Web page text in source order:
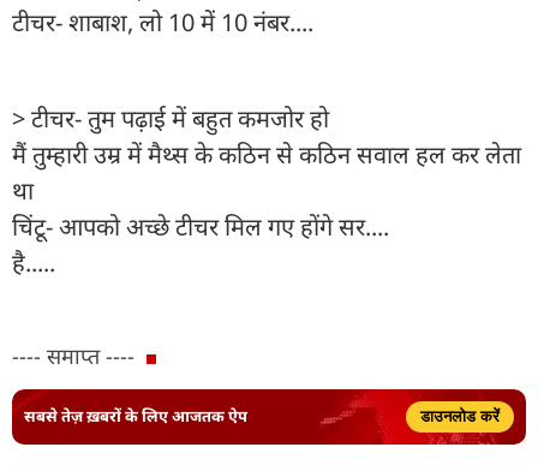
टीचर- शाबाश, लो 10 में 10 नंबर....
> टीचर- तुम पढ़ाई में बहुत कमजोर हो
मैं तुम्हारी उम्र में मैथ्स के कठिन से कठिन सवाल हल कर लेता
था
चिंटू- आपको अच्छे टीचर मिल गए होंगे सर....
है.....
---- समाप्त ----
सबसे तेज़ ख़बरों के लिए आजतक ऐप डाउनलोड करें